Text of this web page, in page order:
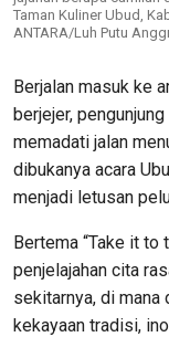
Taman Kuliner Ubud,
ANTARA/Luh Putu
Berjalan masuk ke
berjejer,
memadati jalan
dibukanya acara
menjadi letusan
Bertema “Take it
penjelajahan cita
sekitarnya, di
kekayaan tradisi,